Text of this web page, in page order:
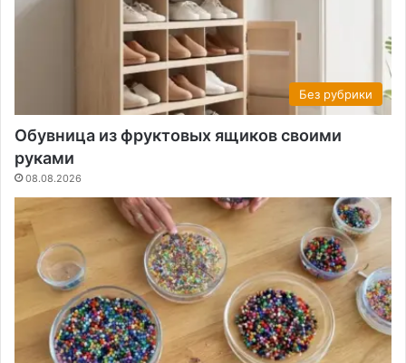
Без рубрики
Обувница из фруктовых ящиков своими
руками
08.08.2026